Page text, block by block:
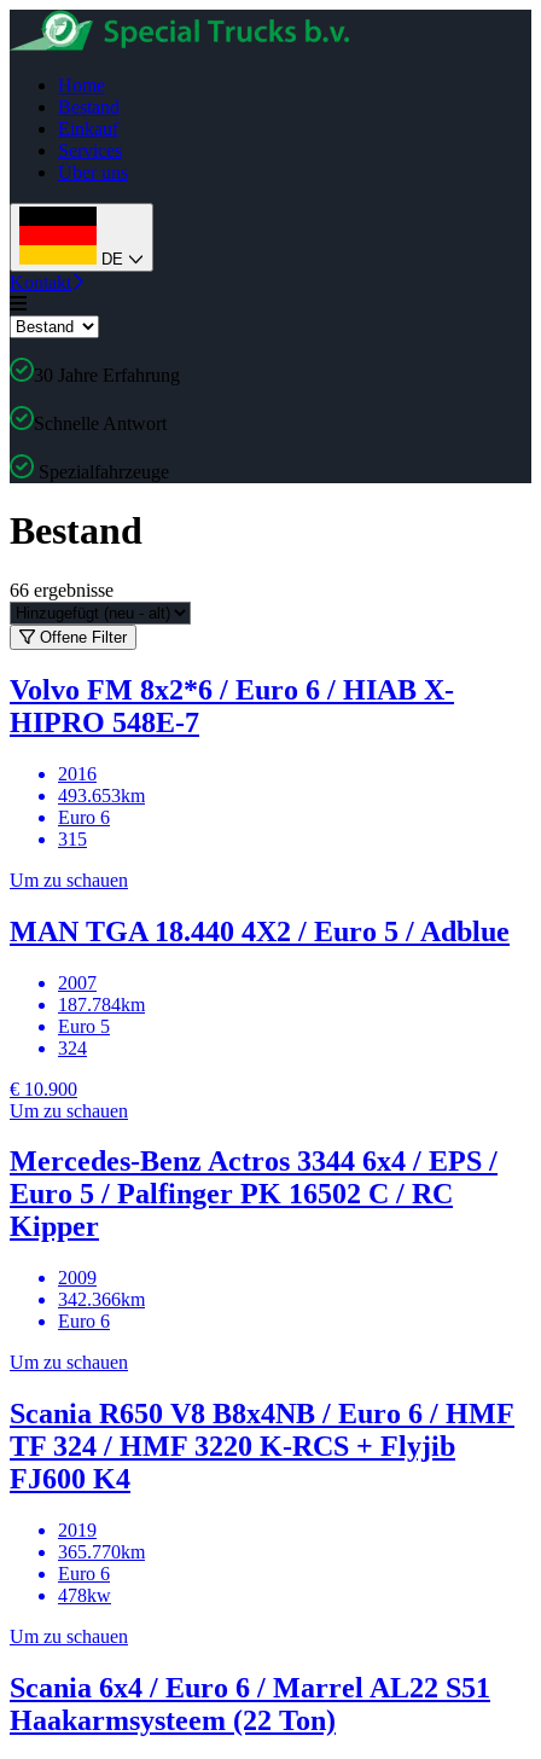
Home
Bestand
Einkauf
Services
Über uns
DE
Kontakt
30 Jahre Erfahrung
Schnelle Antwort
Spezialfahrzeuge
Bestand
66 ergebnisse
Offene Filter
Volvo FM 8x2*6 / Euro 6 / HIAB X-
HIPRO 548E-7
2016
493.653km
Euro 6
315
Um zu schauen
MAN TGA 18.440 4X2 / Euro 5 / Adblue
2007
187.784km
Euro 5
324
€ 10.900
Um zu schauen
Mercedes-Benz Actros 3344 6x4 / EPS /
Euro 5 / Palfinger PK 16502 C / RC
Kipper
2009
342.366km
Euro 6
Um zu schauen
Scania R650 V8 B8x4NB / Euro 6 / HMF
TF 324 / HMF 3220 K-RCS + Flyjib
FJ600 K4
2019
365.770km
Euro 6
478kw
Um zu schauen
Scania 6x4 / Euro 6 / Marrel AL22 S51
Haakarmsysteem (22 Ton)